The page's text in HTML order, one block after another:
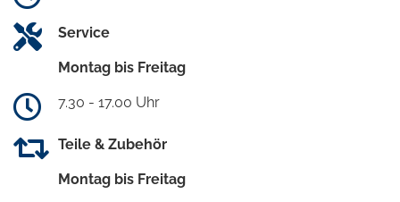
Service
Montag bis Freitag
7.30 - 17.00 Uhr
Teile & Zubehör
Montag bis Freitag